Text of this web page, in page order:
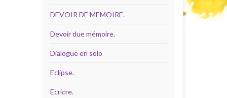
DEVOIR DE MEMOIRE.
Devoir due mémoire.
Dialogue en solo
Eclipse.
Ecricre.